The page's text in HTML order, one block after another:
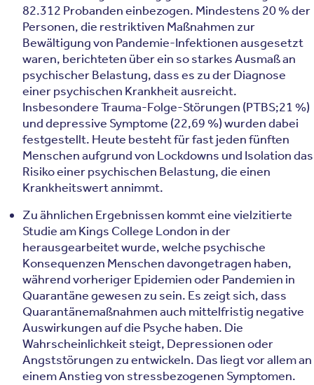
82.312 Probanden einbezogen. Mindestens 20 % der
Personen, die restriktiven Maßnahmen zur
Bewältigung von Pandemie-Infektionen ausgesetzt
waren, berichteten über ein so starkes Ausmaß an
psychischer Belastung, dass es zu der Diagnose
einer psychischen Krankheit ausreicht.
Insbesondere Trauma-Folge-Störungen (PTBS;21 %)
und depressive Symptome (22,69 %) wurden dabei
festgestellt. Heute besteht für fast jeden fünften
Menschen aufgrund von Lockdowns und Isolation das
Risiko einer psychischen Belastung, die einen
Krankheitswert annimmt.
Zu ähnlichen Ergebnissen kommt eine vielzitierte
Studie am Kings College London in der
herausgearbeitet wurde, welche psychische
Konsequenzen Menschen davongetragen haben,
während vorheriger Epidemien oder Pandemien in
Quarantäne gewesen zu sein. Es zeigt sich, dass
Quarantänemaßnahmen auch mittelfristig negative
Auswirkungen auf die Psyche haben. Die
Wahrscheinlichkeit steigt, Depressionen oder
Angststörungen zu entwickeln. Das liegt vor allem an
einem Anstieg von stressbezogenen Symptomen.